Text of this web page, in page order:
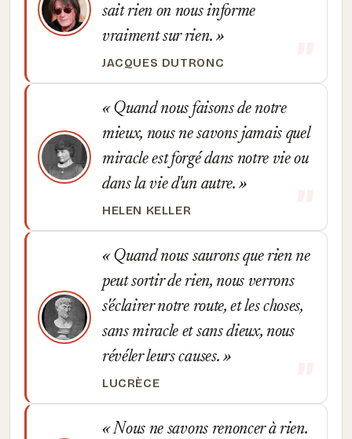
sait rien on nous informe
vraiment sur rien.
JACQUES DUTRONC
Quand nous faisons de notre
mieux, nous ne savons jamais quel
miracle est forgé dans notre vie ou
dans la vie d'un autre.
HELEN KELLER
Quand nous saurons que rien ne
peut sortir de rien, nous verrons
s'éclairer notre route, et les choses,
sans miracle et sans dieux, nous
révéler leurs causes.
LUCRÈCE
Nous ne savons renoncer à rien.